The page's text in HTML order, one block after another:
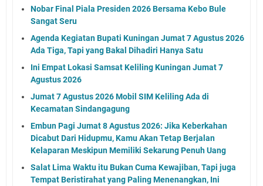
Nobar Final Piala Presiden 2026 Bersama Kebo Bule
Sangat Seru
Agenda Kegiatan Bupati Kuningan Jumat 7 Agustus 2026
Ada Tiga, Tapi yang Bakal Dihadiri Hanya Satu
Ini Empat Lokasi Samsat Keliling Kuningan Jumat 7
Agustus 2026
Jumat 7 Agustus 2026 Mobil SIM Keliling Ada di
Kecamatan Sindangagung
Embun Pagi Jumat 8 Agustus 2026: Jika Keberkahan
Dicabut Dari Hidupmu, Kamu Akan Tetap Berjalan
Kelaparan Meskipun Memiliki Sekarung Penuh Uang
Salat Lima Waktu itu Bukan Cuma Kewajiban, Tapi juga
Tempat Beristirahat yang Paling Menenangkan, Ini